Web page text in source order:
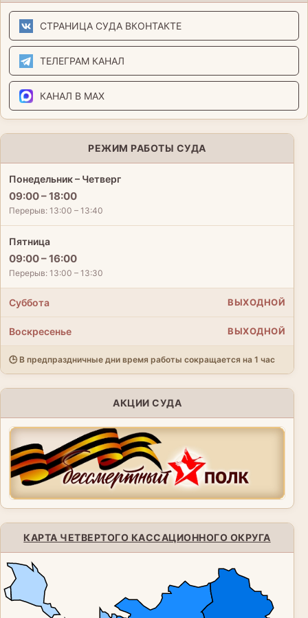
СТРАНИЦА СУДА ВКОНТАКТЕ
ТЕЛЕГРАМ КАНАЛ
КАНАЛ В MAX
РЕЖИМ РАБОТЫ СУДА
Понедельник – Четверг
09:00 – 18:00
Перерыв: 13:00 – 13:40
Пятница
09:00 – 16:00
Перерыв: 13:00 – 13:30
Суббота ВЫХОДНОЙ
Воскресенье ВЫХОДНОЙ
🕒 В предпраздничные дни время работы сокращается на 1 час
АКЦИИ СУДА
КАРТА ЧЕТВЕРТОГО КАССАЦИОННОГО ОКРУГА